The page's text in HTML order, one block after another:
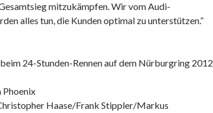
mitzukämpfen. Wir vom Audi-
alles tun, die Kunden optimal zu unterstützen.”
24-Stunden-Rennen auf dem Nürburgring 2012
Phoenix
Haase/Frank Stippler/Markus